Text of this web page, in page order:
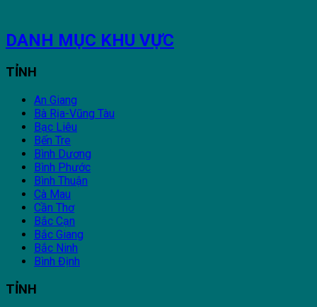
DANH MỤC KHU VỰC
TỈNH
An Giang
Bà Rịa-Vũng Tàu
Bạc Liêu
Bến Tre
Bình Dương
Bình Phước
Bình Thuận
Cà Mau
Cần Thơ
Bắc Cạn
Bắc Giang
Bắc Ninh
Bình Định
TỈNH